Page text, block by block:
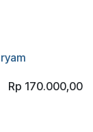
Rp 170.000,00